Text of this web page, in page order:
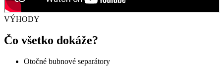
VÝHODY
Čo všetko dokáže?
Otočné bubnové separátory